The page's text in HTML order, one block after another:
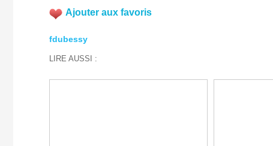
Ajouter aux favoris
fdubessy
LIRE AUSSI :